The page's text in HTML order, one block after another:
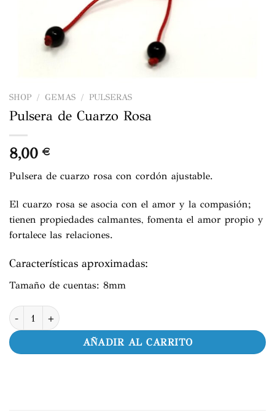
SHOP / GEMAS / PULSERAS
Pulsera de Cuarzo Rosa
8,00 €
Pulsera de cuarzo rosa con cordón ajustable.
El cuarzo rosa se asocia con el amor y la compasión;
tienen propiedades calmantes, fomenta el amor propio y
fortalece las relaciones.
Características aproximadas:
Tamaño de cuentas: 8mm
Pulsera de Cuarzo Rosa cantidad
AÑADIR AL CARRITO